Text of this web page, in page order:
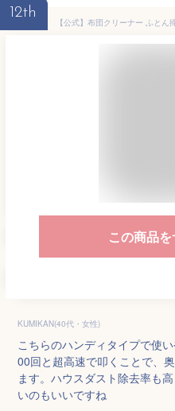
12th
この商品
KUMIKAN(40代・女性)
こちらのハンディタイプで使
00回と超高速で叩くことで、
ます。ハウスダスト除去率も
いのもいいですね